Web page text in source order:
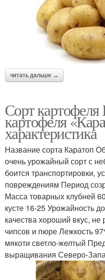
читать дальше →
Сорт картофеля
картофеля
характеристика
Название сорта Каратоп
очень урожайный сорт с
боится транспортировки,
повреждениям Период
Масса товарных клубней
кусте 16-25 Урожайность
качества хороший вкус, не
чипсов и пюре Лежкость
мякоти светло-желтый
выращивания Северо-